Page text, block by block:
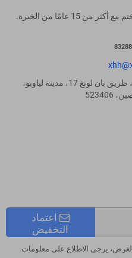
العنوان: رقم 631، مبنى تشوانغ يينغ، طريق بان لونغ 17، مدينة لياوبو،
اعتماد
التخفيض
يرجى الاطلاع على معلومات